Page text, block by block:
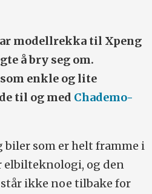
(WLTP):
prosent på 20
km/t:202 km/t/4,1 sek.
2120/443
modellrekka til Xpeng
å bry seg om.
enkle og lite
til og med Chademo-
biler som er helt framme i
og den
ikke noe tilbake for